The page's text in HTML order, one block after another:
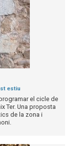
estiu
el cicle de
Ter. Una proposta
de la zona i